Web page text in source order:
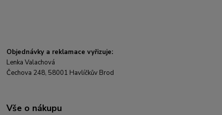
Objednávky a reklamace vyřizuje:
Lenka Valachová
Čechova 248, 58001 Havlíčkův Brod
Vše o nákupu